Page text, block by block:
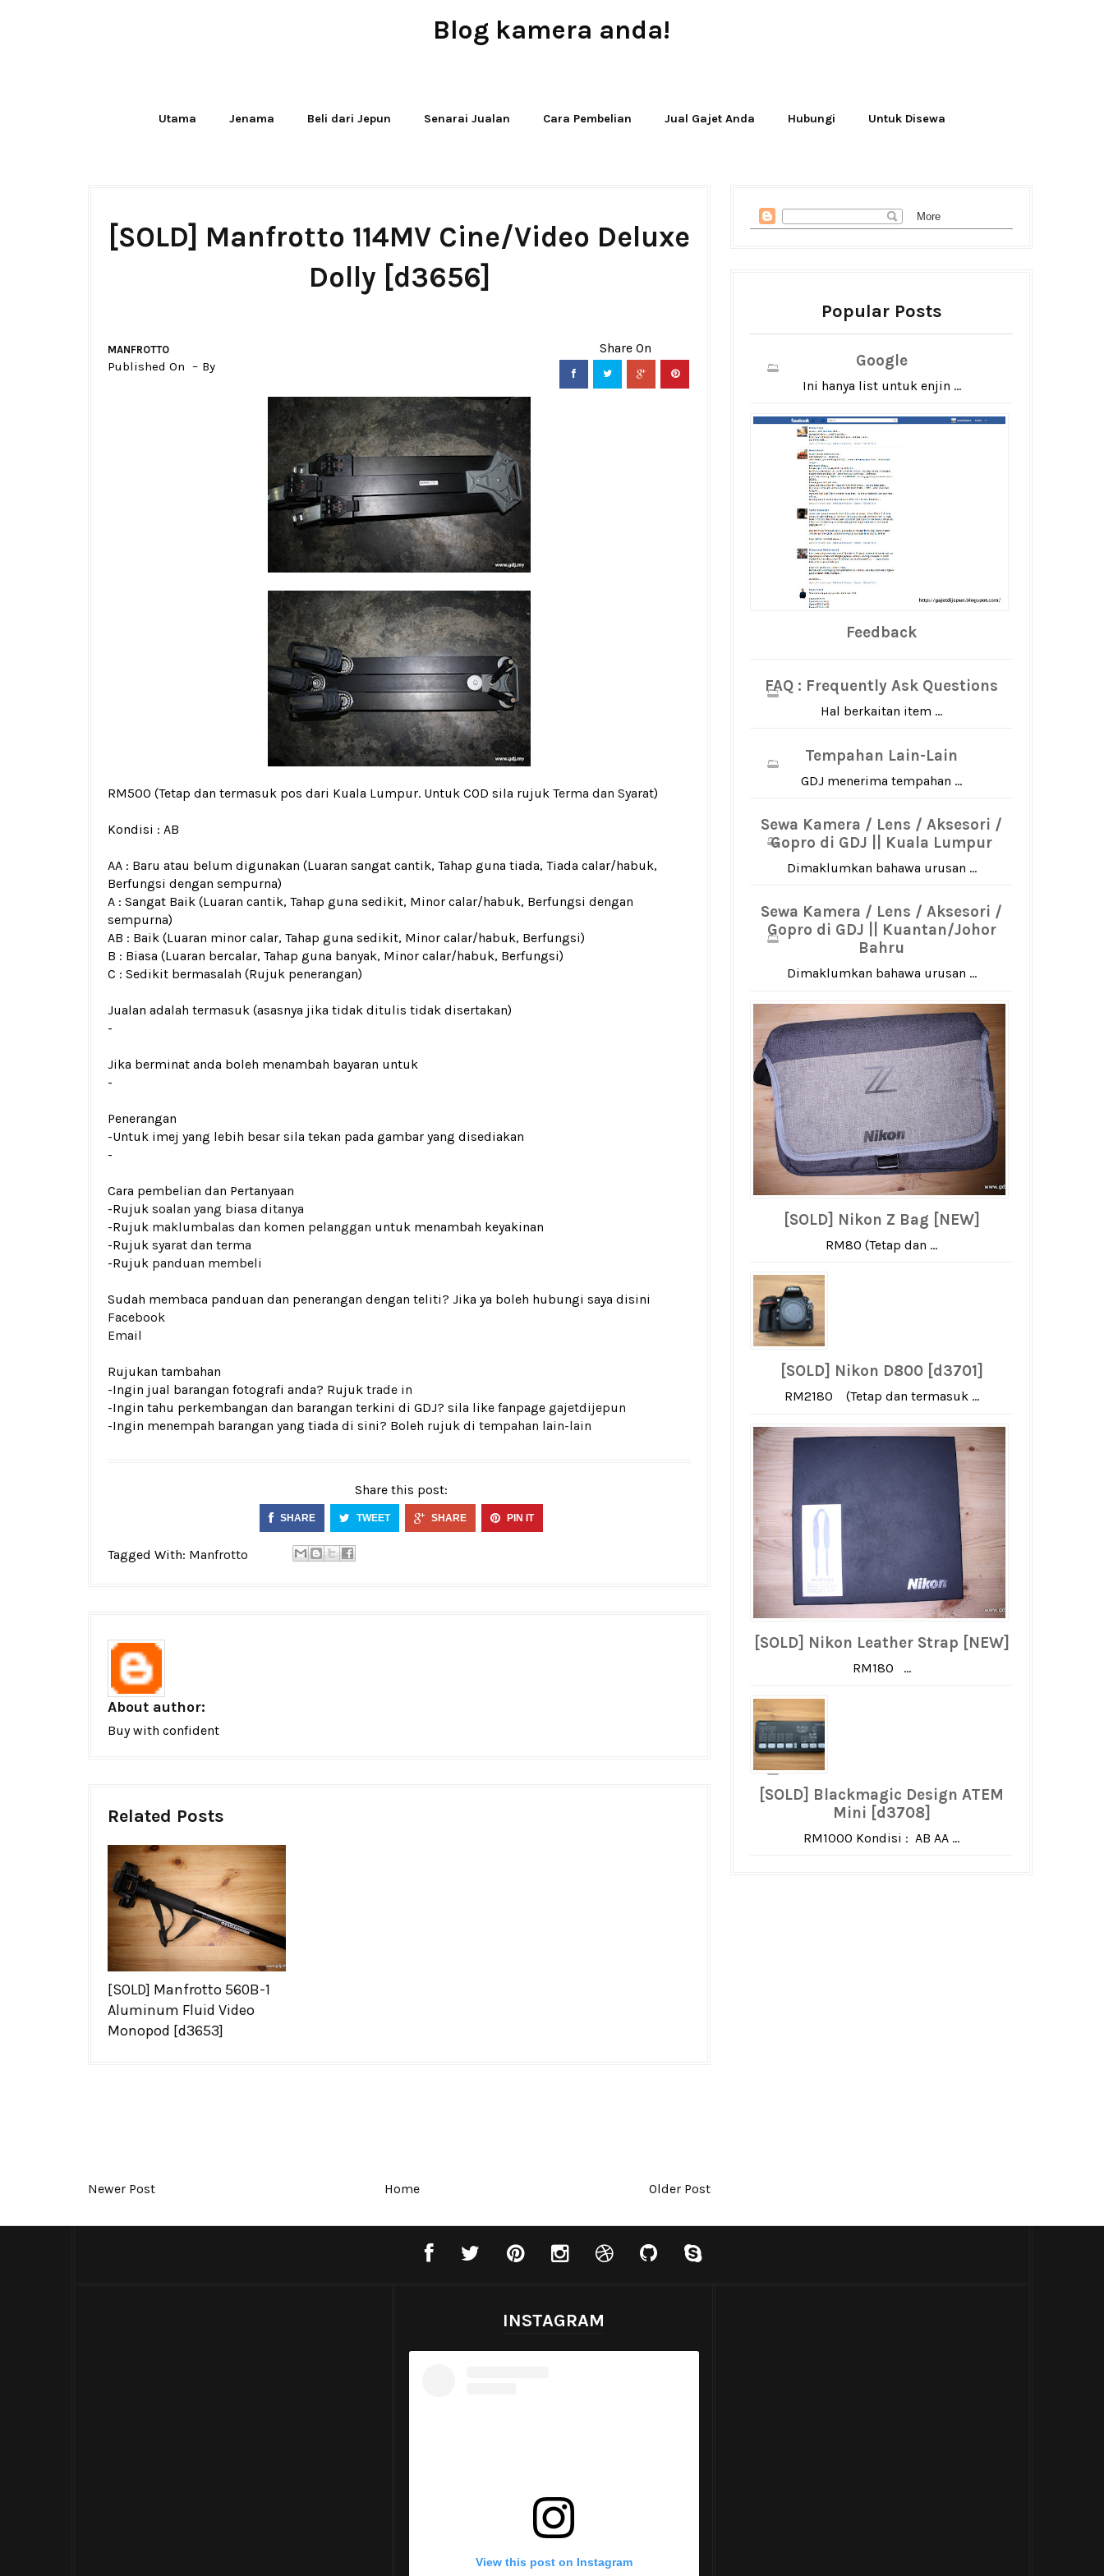
Blog kamera anda!
Utama Jenama Beli dari Jepun Senarai Jualan Cara Pembelian Jual Gajet Anda Hubungi Untuk Disewa
[SOLD] Manfrotto 114MV Cine/Video Deluxe
Dolly [d3656]
MANFROTTO
Published On By
RM500 (Tetap dan termasuk pos dari Kuala Lumpur. Untuk COD sila rujuk Terma dan Syarat)
Kondisi : AB
AA : Baru atau belum digunakan (Luaran sangat cantik, Tahap guna tiada, Tiada calar/habuk,
Berfungsi dengan sempurna)
A : Sangat Baik (Luaran cantik, Tahap guna sedikit, Minor calar/habuk, Berfungsi dengan
sempurna)
AB : Baik (Luaran minor calar, Tahap guna sedikit, Minor calar/habuk, Berfungsi)
B : Biasa (Luaran bercalar, Tahap guna banyak, Minor calar/habuk, Berfungsi)
C : Sedikit bermasalah (Rujuk penerangan)
Jualan adalah termasuk (asasnya jika tidak ditulis tidak disertakan)
-
Jika berminat anda boleh menambah bayaran untuk
-
Penerangan
-Untuk imej yang lebih besar sila tekan pada gambar yang disediakan
-
Cara pembelian dan Pertanyaan
-Rujuk soalan yang biasa ditanya
-Rujuk maklumbalas dan komen pelanggan untuk menambah keyakinan
-Rujuk syarat dan terma
-Rujuk panduan membeli
Sudah membaca panduan dan penerangan dengan teliti? Jika ya boleh hubungi saya disini
Facebook
Email
Rujukan tambahan
-Ingin jual barangan fotografi anda? Rujuk trade in
-Ingin tahu perkembangan dan barangan terkini di GDJ? sila like fanpage gajetdijepun
-Ingin menempah barangan yang tiada di sini? Boleh rujuk di tempahan lain-lain
Share this post:
SHARE TWEET SHARE PIN IT
Tagged With: Manfrotto
About author:
Buy with confident
Related Posts
[SOLD] Manfrotto 560B-1
Aluminum Fluid Video
Monopod [d3653]
Newer Post Home Older Post
Popular Posts
Google
Ini hanya list untuk enjin ...
Feedback
FAQ : Frequently Ask Questions
Hal berkaitan item ...
Tempahan Lain-Lain
GDJ menerima tempahan ...
Sewa Kamera / Lens / Aksesori /
Gopro di GDJ || Kuala Lumpur
Dimaklumkan bahawa urusan ...
Sewa Kamera / Lens / Aksesori /
Gopro di GDJ || Kuantan/Johor
Bahru
Dimaklumkan bahawa urusan ...
[SOLD] Nikon Z Bag [NEW]
RM80 (Tetap dan ...
[SOLD] Nikon D800 [d3701]
RM2180 (Tetap dan termasuk ...
[SOLD] Nikon Leather Strap [NEW]
RM180 ...
[SOLD] Blackmagic Design ATEM
Mini [d3708]
RM1000 Kondisi : AB AA ...
INSTAGRAM
View this post on Instagram